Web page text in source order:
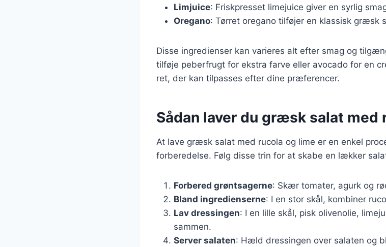
Limjuice: Friskpresset limejuice giver en syrlig
Oregano: Tørret oregano tilføjer en klassisk græsk
Disse ingredienser kan varieres alt efter smag og
tilføje peberfrugt for ekstra farve eller avocado for en
ret, der kan tilpasses efter dine præferencer.
Sådan laver du græsk salat med
At lave græsk salat med rucola og lime er en enkel
forberedelse. Følg disse trin for at skabe en lækker
Forbered grøntsagerne: Skær tomater, agurk og
Bland ingredienserne: I en stor skål, kombiner
Lav dressingen: I en lille skål, pisk olivenolie,
sammen.
Server salaten: Hæld dressingen over salaten og